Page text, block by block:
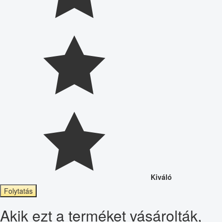
Kiváló
Folytatás
Akik ezt a terméket vásárolták,